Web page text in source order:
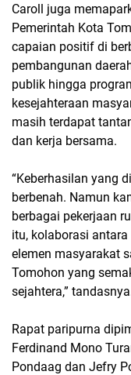
Caroll juga
Pemerintah Kota
capaian positif di
pembangunan
publik hingga
kesejahteraan
masih terdapat
dan kerja bersama.
“Keberhasilan yang
berbenah. Namun
berbagai pekerjaan
itu, kolaborasi antara
elemen masyarakat
Tomohon yang
sejahtera,”
Rapat paripurna
Ferdinand Mono
Pondaag dan Jefry